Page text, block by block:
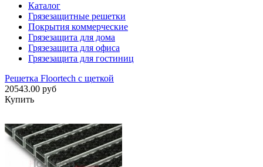
Каталог
Грязезащитные решетки
Покрытия коммерческие
Грязезащита для дома
Грязезащита для офиса
Грязезащита для гостиниц
Решетка Floortech с щеткой
20543.00 руб
Купить